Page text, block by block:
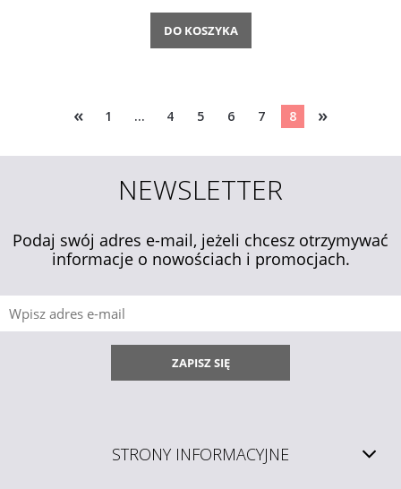
DO KOSZYKA
« 1 ... 4 5 6 7 8 »
NEWSLETTER
Podaj swój adres e-mail, jeżeli chcesz otrzymywać
informacje o nowościach i promocjach.
ZAPISZ SIĘ
STRONY INFORMACYJNE